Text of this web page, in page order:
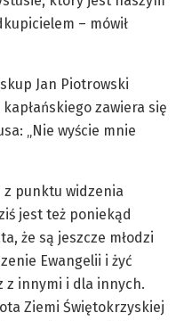
– mówił
Jan Piotrowski
zawiera się
„Nie wyście mnie
z punktu widzenia
jest też poniekąd
że są jeszcze młodzi
Ewangelii i żyć
z innymi i dla innych.
Ziemi Świętokrzyskiej